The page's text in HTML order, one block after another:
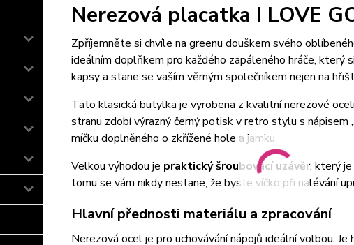
Nerezová placatka I LOVE
Zpříjemněte si chvíle na greenu douškem svého
ideálním doplňkem pro každého zapáleného hráče,
kapsy a stane se vaším věrným společníkem nejen na
Tato klasická butylka je vyrobena z kvalitní nerezové
stranu zdobí výrazný černý potisk v retro stylu s
míčku doplněného o zkřížené hole a jamku.
Velkou výhodou je praktický šroubovací uzávěr, který
tomu se vám nikdy nestane, že byste víčko při nalévání
Hlavní přednosti materiálu a zpracování
Nerezová ocel je pro uchovávání nápojů ideální volbou.